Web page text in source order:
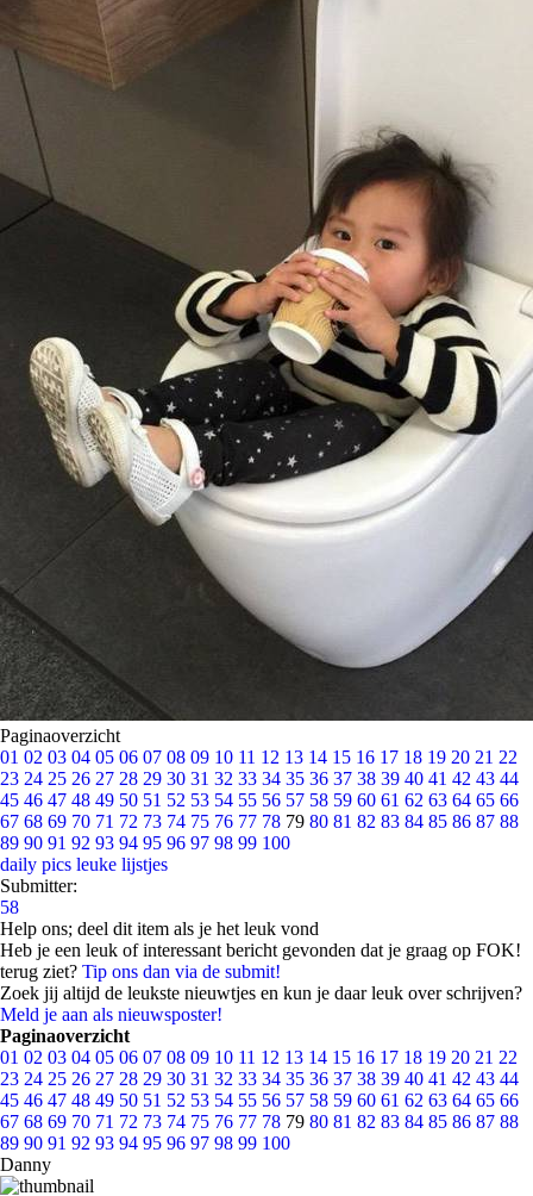
Paginaoverzicht
01 02 03 04 05 06 07 08 09 10 11 12 13 14 15 16 17 18 19 20 21 22
23 24 25 26 27 28 29 30 31 32 33 34 35 36 37 38 39 40 41 42 43 44
45 46 47 48 49 50 51 52 53 54 55 56 57 58 59 60 61 62 63 64 65 66
67 68 69 70 71 72 73 74 75 76 77 78 79 80 81 82 83 84 85 86 87 88
89 90 91 92 93 94 95 96 97 98 99 100
daily pics leuke lijstjes
Submitter:
58
Help ons; deel dit item als je het leuk vond
Heb je een leuk of interessant bericht gevonden dat je graag op FOK!
terug ziet? Tip ons dan via de submit!
Zoek jij altijd de leukste nieuwtjes en kun je daar leuk over schrijven?
Meld je aan als nieuwsposter!
Paginaoverzicht
01 02 03 04 05 06 07 08 09 10 11 12 13 14 15 16 17 18 19 20 21 22
23 24 25 26 27 28 29 30 31 32 33 34 35 36 37 38 39 40 41 42 43 44
45 46 47 48 49 50 51 52 53 54 55 56 57 58 59 60 61 62 63 64 65 66
67 68 69 70 71 72 73 74 75 76 77 78 79 80 81 82 83 84 85 86 87 88
89 90 91 92 93 94 95 96 97 98 99 100
Danny